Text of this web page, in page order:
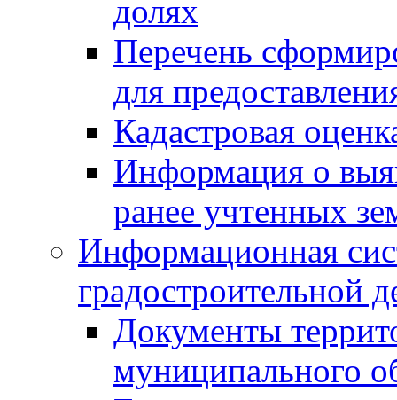
долях
Перечень
для
Кадастровая
Информация о
ранее учтенных
Информационная
градостроительной
Документы
муниципального